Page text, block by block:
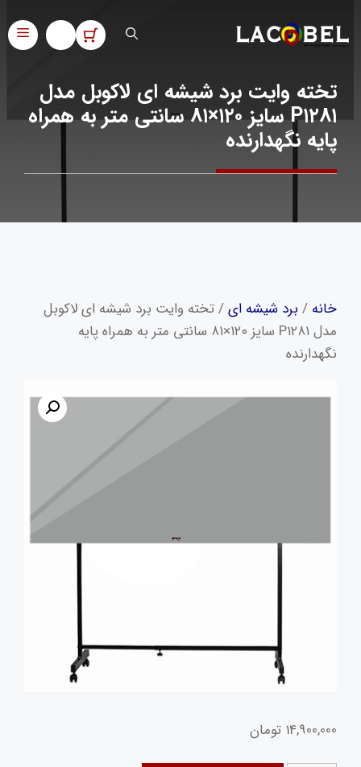
تخته وایت‌ برد شیشه‌ ای لاکوبل مدل
P۱۲۸۱ سایز ۱۲۰×۸۱ سانتی متر به همراه
پایه نگهدارنده
خانه /برد شیشه ای/ تخته وایت‌ برد شیشه‌ ای لاکوبل
مدل P۱۲۸۱ سایز ۱۲۰×۸۱ سانتی متر به همراه پایه
نگهدارنده
14,900,000 تومان